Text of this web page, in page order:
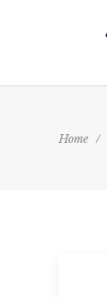
Home /